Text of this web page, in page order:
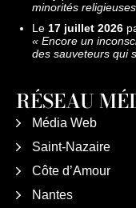
minorités
Le 17 juillet 2026
« Encore un
des sauveteurs qui
RÉSEAU
Média Web
Saint-Nazaire
Côte d’Amour
Nantes